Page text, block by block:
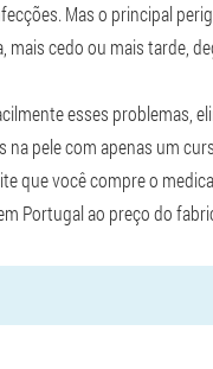
Mas o principal
mais cedo ou mais tarde,
esses problemas,
pele com apenas um
que você compre o
Portugal ao preço do